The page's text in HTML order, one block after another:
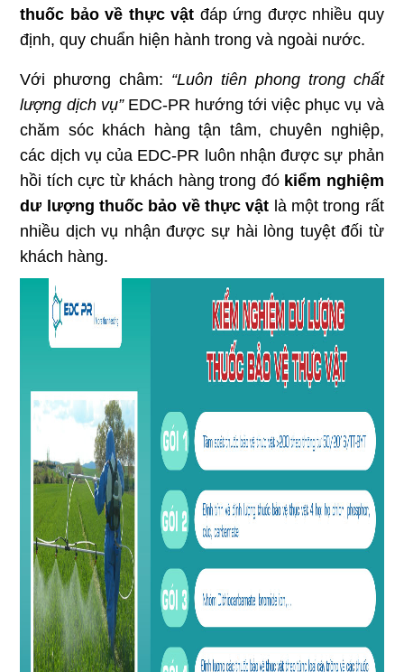
thuốc bảo về thực vật đáp ứng được nhiều quy
định, quy chuẩn hiện hành trong và ngoài nước.
Với phương châm: “Luôn tiên phong trong chất
lượng dịch vụ” EDC-PR hướng tới việc phục vụ và
chăm sóc khách hàng tận tâm, chuyên nghiệp,
các dịch vụ của EDC-PR luôn nhận được sự phản
hồi tích cực từ khách hàng trong đó kiểm nghiệm
dư lượngthuốc bảo về thực vật là một trong rất
nhiều dịch vụ nhận được sự hài lòng tuyệt đối từ
khách hàng.